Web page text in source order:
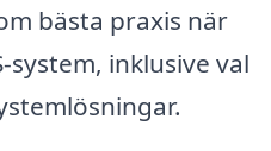
bästa praxis när
system, inklusive val